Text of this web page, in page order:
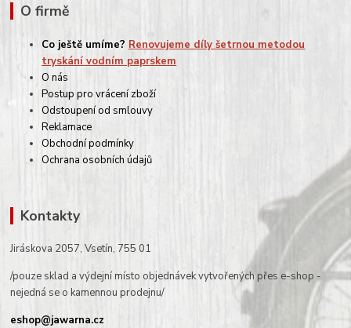
O firmě
Co ještě umíme? Renovujeme díly šetrnou metodou
tryskání vodním paprskem
O nás
Postup pro vrácení zboží
Odstoupení od smlouvy
Reklamace
Obchodní podmínky
Ochrana osobních údajů
Kontakty
Jiráskova 2057, Vsetín, 755 01
/pouze sklad a výdejní místo objednávek vytvořených přes e-shop -
nejedná se o kamennou prodejnu/
eshop@jawarna.cz